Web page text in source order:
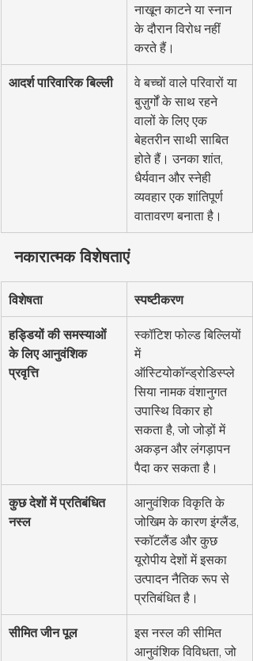
नाखून काटने या स्नान
के दौरान विरोध नहीं
करते हैं।
आदर्श पारिवारिक बिल्ली
वे बच्चों वाले परिवारों या
बुज़ुर्गों के साथ रहने
वालों के लिए एक
बेहतरीन साथी साबित
होते हैं। उनका शांत,
धैर्यवान और स्नेही
व्यवहार एक शांतिपूर्ण
वातावरण बनाता है।
नकारात्मक विशेषताएं
विशेषता स्पष्टीकरण
हड्डियों की समस्याओं
के लिए आनुवंशिक
प्रवृत्ति
स्कॉटिश फोल्ड बिल्लियों
में
ऑस्टियोकॉन्ड्रोडिस्प्ले
सिया नामक वंशानुगत
उपास्थि विकार हो
सकता है, जो जोड़ों में
अकड़न और लंगड़ापन
पैदा कर सकता है।
कुछ देशों में प्रतिबंधित
नस्ल
आनुवंशिक विकृति के
जोखिम के कारण इंग्लैंड,
स्कॉटलैंड और कुछ
यूरोपीय देशों में इसका
उत्पादन नैतिक रूप से
प्रतिबंधित है।
सीमित जीन पूल
इस नस्ल की सीमित
आनुवंशिक विविधता, जो